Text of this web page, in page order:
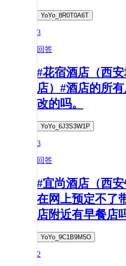
YoYo_8R0T0A6T
3
回答
#花宿酒店（西
店）#酒店的所
改的吗。
YoYo_6J3S3W1P
3
回答
#宜尚酒店（西
在网上预定不了
店附近有早餐店
YoYo_9C1B9M5O
2